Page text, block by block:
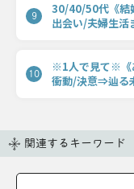
9
30/40/50代《結
出会い/夫婦生活
10
※1人で見て※《
衝動/決意⇒辿る
関連するキーワード